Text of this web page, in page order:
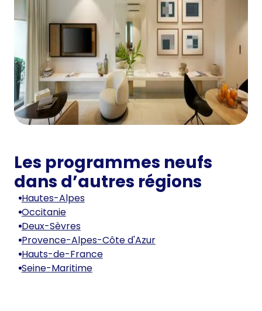
Les programmes neufs
dans d’autres régions
Hautes-Alpes
Occitanie
Deux-Sèvres
Provence-Alpes-Côte d'Azur
Hauts-de-France
Seine-Maritime